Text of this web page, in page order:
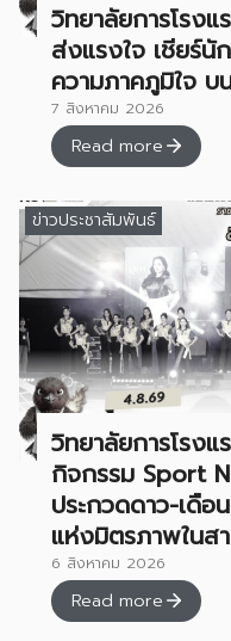
วิทยาลัยการโรงแ
ส่งแรงใจ เชียร์นั
ความภาคภูมิใจ บ
7 สิงหาคม 2026
Read more
ข่าวประชาสัมพันธ์
วิทยาลัยการโรงแ
กิจกรรม Sport
ประกวดดาว-เดื
แห่งมิตรภาพในส
6 สิงหาคม 2026
Read more